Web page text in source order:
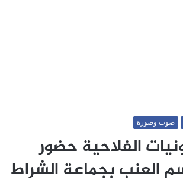
صوت وصورة
الفلاحية حضور
العنب بجماعة الشراط